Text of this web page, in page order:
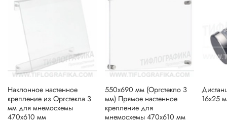
Наклонное настенное
крепление из Оргстекла 3
мм для мнемосхемы
470х610 мм
550х690 мм (Оргстекло 3
мм) Прямое настенное
крепление для
мнемосхемы 470х610 мм
16х25